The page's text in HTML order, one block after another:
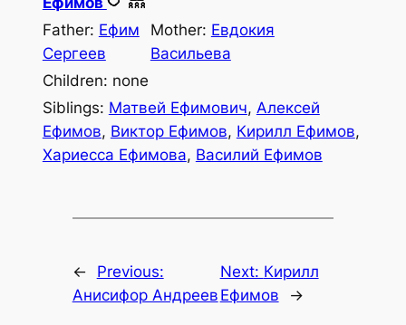
Father: Ефим
Сергеев
Mother: Евдокия
Васильева
Children: none
Siblings: Матвей Ефимович, Алексей
Ефимов, Виктор Ефимов, Кирилл Ефимов,
Хариесса Ефимова, Василий Ефимов
←
Previous:
Анисифор Андреев
Next: Кирилл
Ефимов
→